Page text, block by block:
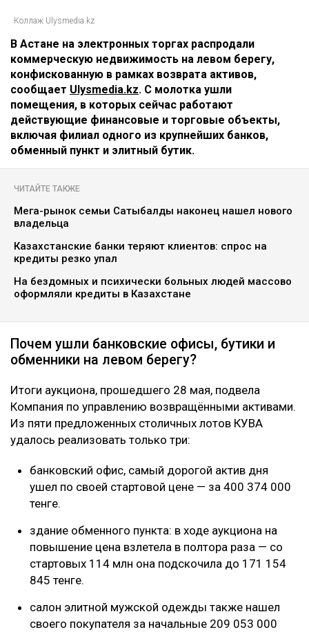
Коллаж Ulysmedia.kz
В Астане на электронных торгах распродали
коммерческую недвижимость на левом берегу,
конфискованную в рамках возврата активов,
сообщает Ulysmedia.kz. С молотка ушли
помещения, в которых сейчас работают
действующие финансовые и торговые объекты,
включая филиал одного из крупнейших банков,
обменный пункт и элитный бутик.
ЧИТАЙТЕ ТАКЖЕ
Мега-рынок семьи Сатыбалды наконец нашел нового
владельца
Казахстанские банки теряют клиентов: спрос на
кредиты резко упал
На бездомных и психически больных людей массово
оформляли кредиты в Казахстане
Почем ушли банковские офисы, бутики и
обменники на левом берегу?
Итоги аукциона, прошедшего 28 мая, подвела
Компания по управлению возвращёнными активами.
Из пяти предложенных столичных лотов КУВА
удалось реализовать только три:
банковский офис, самый дорогой актив дня
ушел по своей стартовой цене — за 400 374 000
тенге.
здание обменного пункта: в ходе аукциона на
повышение цена взлетела в полтора раза — со
стартовых 114 млн она подскочила до 171 154
845 тенге.
салон элитной мужской одежды также нашел
своего покупателя за начальные 209 053 000